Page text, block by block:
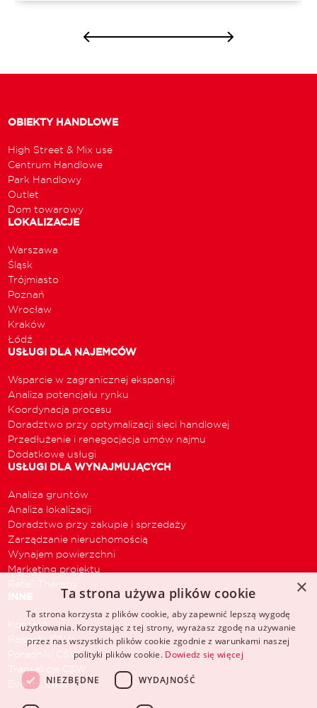
OBIEKTY HANDLOWE
High Street & Mix use
Centrum Handlowe
Park Handlowy
Outlet
Dom towarowy
LOKALIZACJE
Warszawa
Śląsk
Trójmiasto
Poznań
Wrocław
Kraków
Łódź
USŁUGI DLA NAJEMCÓW
Wsparcie w zagranicznej ekspansji
Analiza potencjału rynku
Koordynacja procesu
Doradztwo przy optymalizacji sieci handlowej
Przedłużenie i renegocjacja umów najmu
Dodatkowe usługi
USŁUGI DLA WYNAJMUJĄCYCH
Analiza gruntów
Analiza lokalizacji
Doradztwo przy zakupie i sprzedaży
Zarządzanie nieruchomością
Wynajem powierzchni
Marketing projektu
Retail Therapy
INNE
Kontakt
Raporty C&W
Poradniki C&W
Transakcje C&W
Eventy C&W
×
Ta strona używa plików cookie
Ta strona korzysta z plików cookie, aby zapewnić lepszą wygodę
użytkowania. Korzystając z tej strony, wyrażasz zgodę na używanie
przez nas wszystkich plików cookie zgodnie z warunkami naszej
polityki plików cookie. Dowiedz się więcej
NIEZBĘDNE WYDAJNOŚĆ